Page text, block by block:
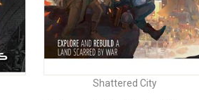
Shattered City